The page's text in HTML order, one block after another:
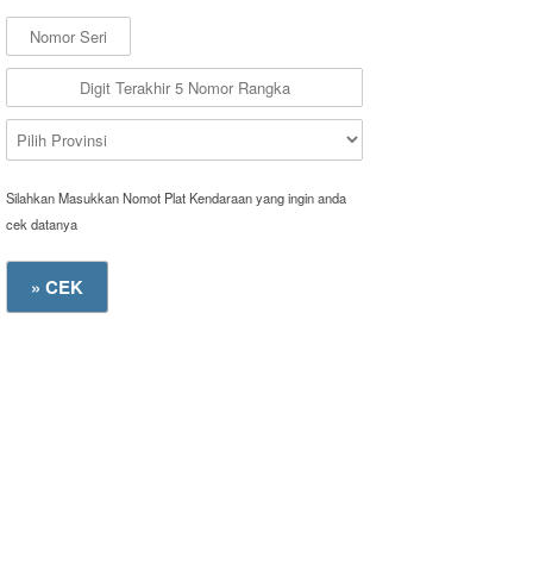
Silahkan Masukkan Nomot Plat Kendaraan yang ingin anda
cek datanya